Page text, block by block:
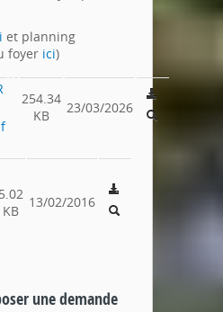
et planning
foyer ici)
254.34
KB
23/03/2026
5.02
KB
13/02/2016
une demande